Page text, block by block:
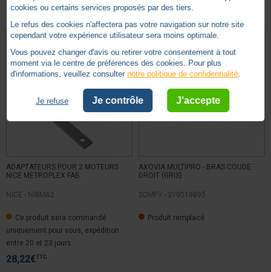
ADAPTATEURS POUR 2 MOTEURS
NICE METROPLEX FAB
NICE - NIBMA2
Ce produit sera commandé
uniquement pour vous, expédition
entre 20 et 23 jours
28,22€TTC
AXOVIA MULTIPRO - BRAS COUDE
DROIT (GRIS)
SOMFY - SY9019895
Produit remplacé
cookies ou certains services proposés par des tiers.
Le refus des cookies n'affectera pas votre navigation sur notre site
cependant votre expérience utilisateur sera moins optimale.
Vous pouvez changer d'avis ou retirer votre consentement à tout
moment via le centre de préférences des cookies. Pour plus
d'informations, veuillez consulter notre politique de confidentialité.
Je refuse Je contrôle J'accepte